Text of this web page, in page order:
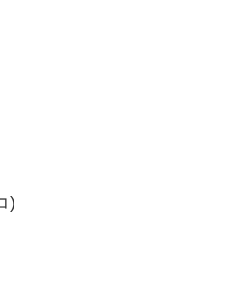
)